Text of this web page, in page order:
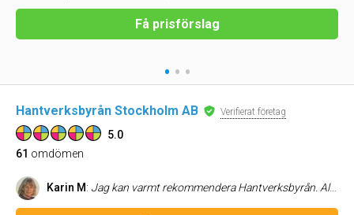
Få prisförslag
• • •
Hantverksbyrån Stockholm AB Verifierat företag
5.0
61 omdömen
Karin M: Jag kan varmt rekommendera Hantverksbyrån. Allt gick bra i vår kök+lägenhetsrenovering och vi är mycket nöjda. Finfin kommunikation och mycket trevliga killar. Jag kommer att anlita dom igen.